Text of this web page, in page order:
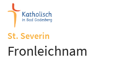
Zum Inhalt springen
St. Severin
Fronleichnam